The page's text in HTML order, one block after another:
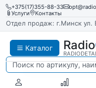
+375(17)355-88-33
Услуги
Контакты
Отдел продаж: г.Минск ул.
Каталог Radio